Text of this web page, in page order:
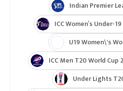
Indian Premier
ICC Women’s Under-
U19 Women\'s
ICC Men T20 World Cup
Under Lights